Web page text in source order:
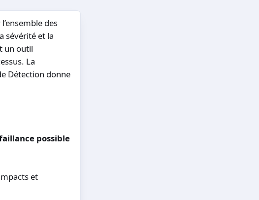
des
sévérité et la
un outil
La
Détection donne
possible
et